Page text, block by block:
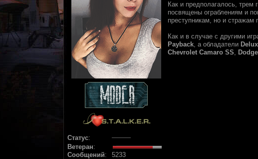
Статус:
Ветеран:
Сообщений:
5233
Как и предполагалось, трем
посвящены ограблениям и
преступникам, но и стражам
Как и в случае с другими
Payback, а обладатели
Chevrolet Camaro SS,